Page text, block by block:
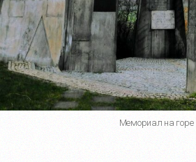
Мемориал на горе